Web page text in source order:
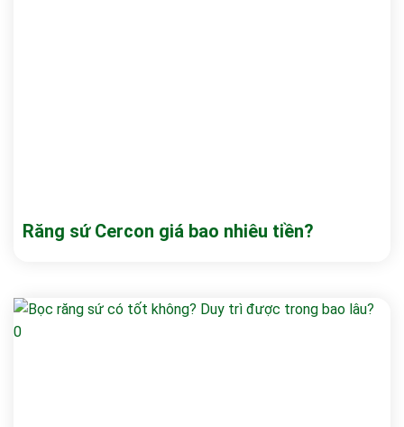
Răng sứ Cercon giá bao nhiêu tiền?